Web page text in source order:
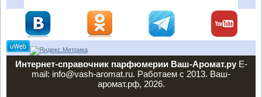
Интернет-справочник парфюмерии Ваш-Аромат.руE-
mail: info@vash-aromat.ru. Работаем с 2013. Ваш-
аромат.рф, 2026.